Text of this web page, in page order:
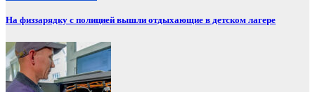
На физзарядку с полицией вышли отдыхающие в детском лагере